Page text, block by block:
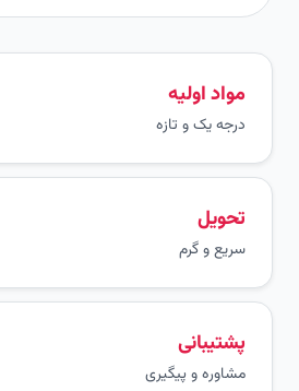
مواد اولیه
درجه یک و تازه
سریع و گرم
پشتیبانی
مشاوره و پیگیری